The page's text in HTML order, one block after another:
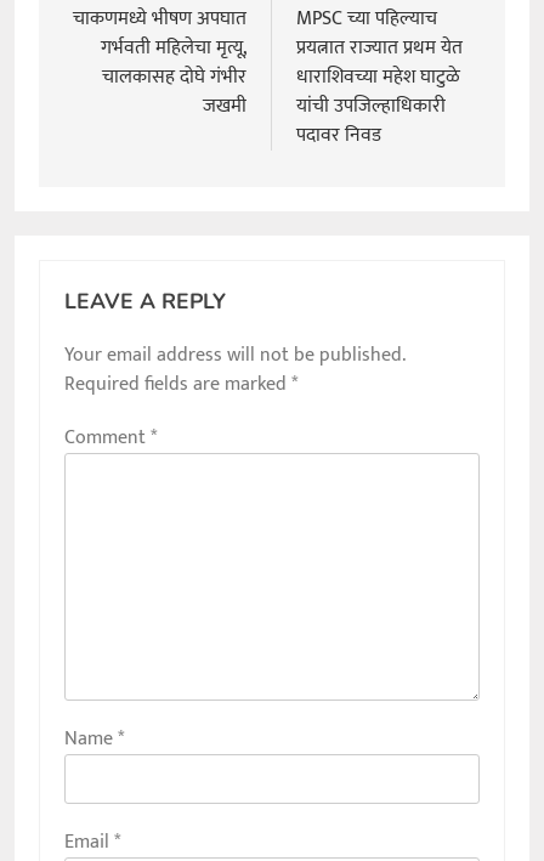
navigation
चाकणमध्ये भीषण अपघात
गर्भवती महिलेचा मृत्यू,
चालकासह दोघे गंभीर
जखमी
MPSC च्या पहिल्याच
प्रयत्नात राज्यात प्रथम येत
धाराशिवच्या महेश घाटुळे
यांची उपजिल्हाधिकारी
पदावर निवड
LEAVE A REPLY
Your email address will not be published.
Required fields are marked*
Comment*
Name*
Email*